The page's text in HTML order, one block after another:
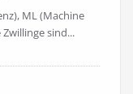
ML (Machine
sind...